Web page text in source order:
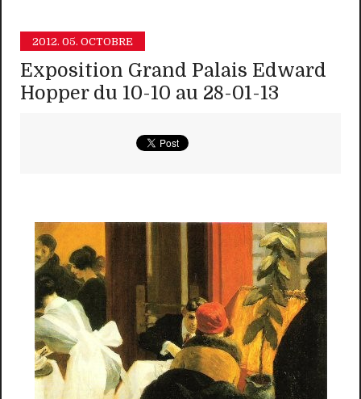
2012. 05. OCTOBRE
Exposition Grand Palais Edward
Hopper du 10-10 au 28-01-13